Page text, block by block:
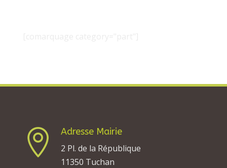

Adresse Mairie
2 Pl. de la République
11350 Tuchan